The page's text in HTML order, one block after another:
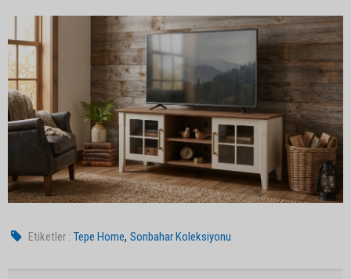
Etiketler : Tepe Home,Sonbahar Koleksiyonu